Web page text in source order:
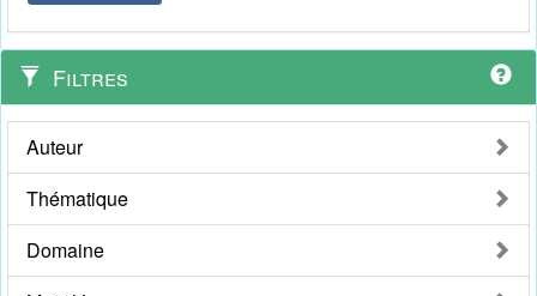
Filtres
Auteur
Thématique
Domaine